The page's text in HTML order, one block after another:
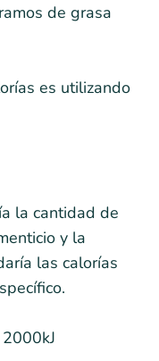
de grasa
es utilizando
la cantidad de
y la
las calorías